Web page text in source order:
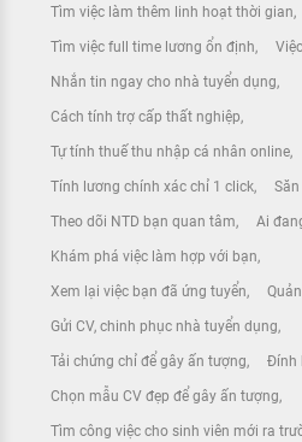
Tìm việc làm thêm linh hoạt thời gian
Tìm việc full time lương ổn định
Nhắn tin ngay cho nhà tuyển dụng
Cách tính trợ cấp thất nghiệp
Tự tính thuế thu nhập cá nhân online
Tính lương chính xác chỉ 1 click
Theo dõi NTD bạn quan tâm Ai
Khám phá việc làm hợp với bạn
Xem lại việc bạn đã ứng tuyển
Gửi CV, chinh phục nhà tuyển dụng
Tải chứng chỉ để gây ấn tượng Đính
Chọn mẫu CV đẹp để gây ấn tượng
Tìm công việc cho sinh viên mới ra